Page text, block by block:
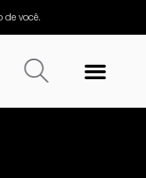
de você.